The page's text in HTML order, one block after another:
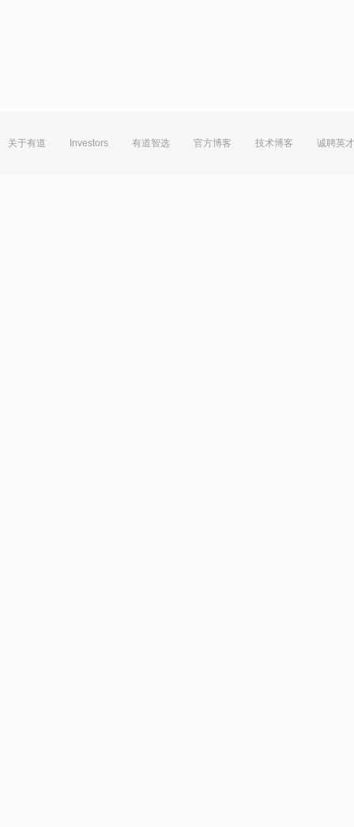
关于有道 Investors 有道智选 官方博客 技术博客 诚聘英才